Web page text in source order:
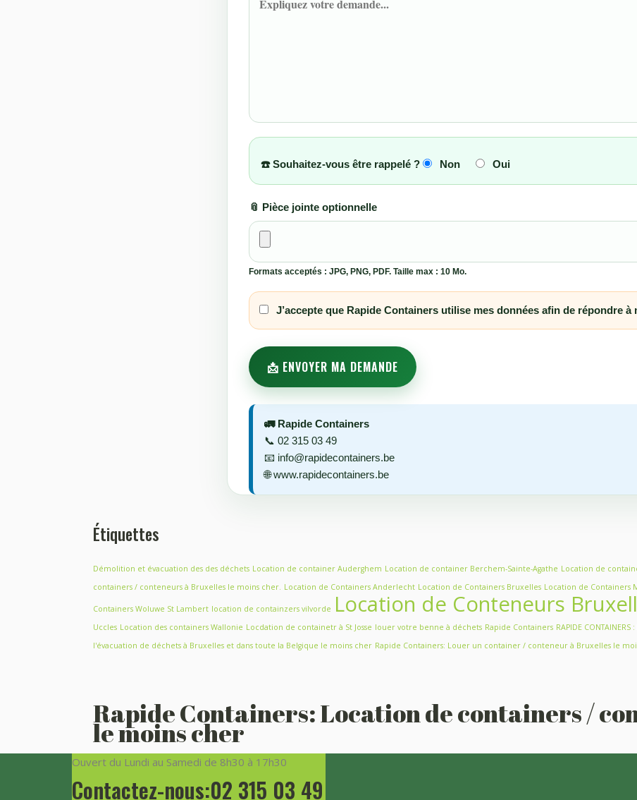
☎️ Souhaitez-vous être rappelé ? Non Oui
📎 Pièce jointe optionnelle
Formats acceptés : JPG, PNG, PDF. Taille max : 10 Mo.
J’accepte que Rapide Containers utilise mes données afin de répondre à
📩 ENVOYER MA DEMANDE
🚛 Rapide Containers
📞 02 315 03 49
📧 info@rapidecontainers.be
🌐 www.rapidecontainers.be
Étiquettes
Démolition et évacuation des des déchets Location de container Auderghem Location de container Berchem-Sainte-Agathe Location de
containers / conteneurs à Bruxelles le moins cher. Location de Containers Anderlecht Location de Containers Bruxelles Location de Containers
Containers Woluwe St Lambert location de containzers vilvorde Location de Conteneurs
Uccles Location des containers Wallonie Locdation de containetr à St Josse louer votre benne à déchets Rapide Containers RAPIDE
l'évacuation de déchets à Bruxelles et dans toute la Belgique le moins cher Rapide Containers: Louer un container / conteneur à Bruxelles le
Rapide Containers: Location de containers /
le moins cher
Ouvert du Lundi au Samedi de 8h30 à 17h30
Contactez-nous:02 315 03 49